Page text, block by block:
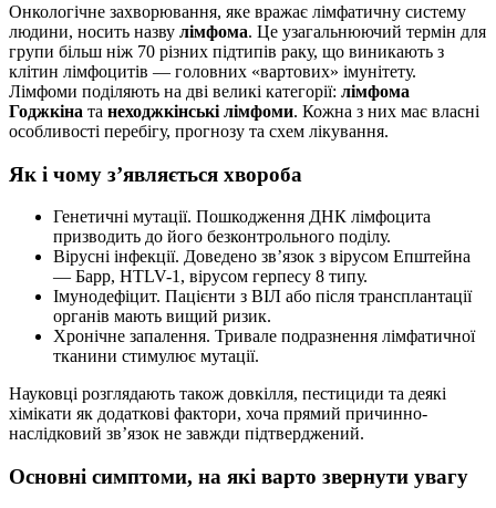
Онкологічне захворювання, яке вражає лімфатичну систему
людини, носить назву лімфома. Це узагальнюючий термін для
групи більш ніж 70 різних підтипів раку, що виникають з
клітин лімфоцитів — головних «вартових» імунітету.
Лімфоми поділяють на дві великі категорії: лімфома
Годжкіна та неходжкінські лімфоми. Кожна з них має власні
особливості перебігу, прогнозу та схем лікування.
Як і чому з’являється хвороба
Генетичні мутації. Пошкодження ДНК лімфоцита
призводить до його безконтрольного поділу.
Вірусні інфекції. Доведено зв’язок з вірусом Епштейна
— Барр, HTLV-1, вірусом герпесу 8 типу.
Імунодефіцит. Пацієнти з ВІЛ або після трансплантації
органів мають вищий ризик.
Хронічне запалення. Тривале подразнення лімфатичної
тканини стимулює мутації.
Науковці розглядають також довкілля, пестициди та деякі
хімікати як додаткові фактори, хоча прямий причинно-
наслідковий зв’язок не завжди підтверджений.
Основні симптоми, на які варто звернути увагу